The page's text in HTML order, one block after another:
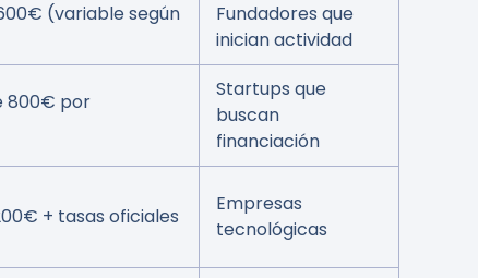
(variable según
Fundadores que
inician actividad
800€ por
Startups que
buscan
financiación
+ tasas oficiales
Empresas
tecnológicas